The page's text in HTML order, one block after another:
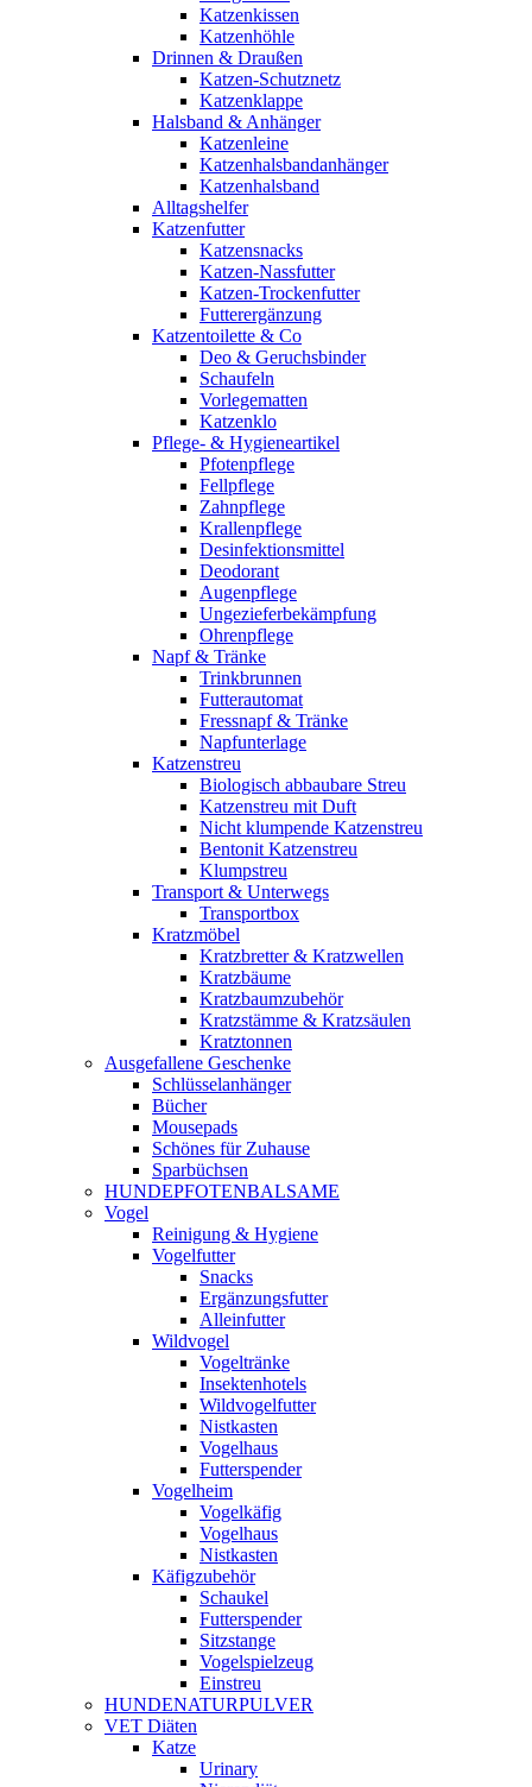
Katzenkissen
Katzenhöhle
Drinnen & Draußen
Katzen-Schutznetz
Katzenklappe
Halsband & Anhänger
Katzenleine
Katzenhalsbandanhänger
Katzenhalsband
Alltagshelfer
Katzenfutter
Katzensnacks
Katzen-Nassfutter
Katzen-Trockenfutter
Futterergänzung
Katzentoilette & Co
Deo & Geruchsbinder
Schaufeln
Vorlegematten
Katzenklo
Pflege- & Hygieneartikel
Pfotenpflege
Fellpflege
Zahnpflege
Krallenpflege
Desinfektionsmittel
Deodorant
Augenpflege
Ungezieferbekämpfung
Ohrenpflege
Napf & Tränke
Trinkbrunnen
Futterautomat
Fressnapf & Tränke
Napfunterlage
Katzenstreu
Biologisch abbaubare Streu
Katzenstreu mit Duft
Nicht klumpende Katzenstreu
Bentonit Katzenstreu
Klumpstreu
Transport & Unterwegs
Transportbox
Kratzmöbel
Kratzbretter & Kratzwellen
Kratzbäume
Kratzbaumzubehör
Kratzstämme & Kratzsäulen
Kratztonnen
Ausgefallene Geschenke
Schlüsselanhänger
Bücher
Mousepads
Schönes für Zuhause
Sparbüchsen
HUNDEPFOTENBALSAME
Vogel
Reinigung & Hygiene
Vogelfutter
Snacks
Ergänzungsfutter
Alleinfutter
Wildvogel
Vogeltränke
Insektenhotels
Wildvogelfutter
Nistkasten
Vogelhaus
Futterspender
Vogelheim
Vogelkäfig
Vogelhaus
Nistkasten
Käfigzubehör
Schaukel
Futterspender
Sitzstange
Vogelspielzeug
Einstreu
HUNDENATURPULVER
VET Diäten
Katze
Urinary